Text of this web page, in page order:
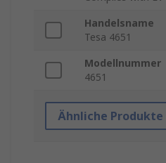
Handelsname
Tesa 4651
Modellnummer
4651
Ähnliche Produkte